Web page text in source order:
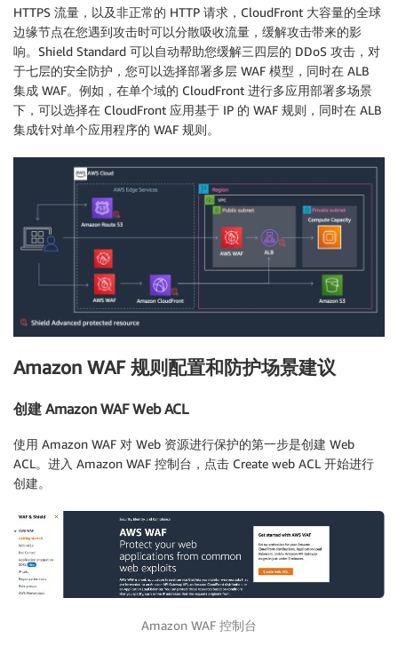
HTTPS 流量，以及非正常的 HTTP 请求，CloudFront 大容量的全球
边缘节点在您遇到攻击时可以分散吸收流量，缓解攻击带来的影
响。Shield Standard 可以自动帮助您缓解三四层的 DDoS 攻击，对
于七层的安全防护，您可以选择部署多层 WAF 模型，同时在 ALB
集成 WAF。例如，在单个域的 CloudFront 进行多应用部署多场景
下，可以选择在 CloudFront 应用基于 IP 的 WAF 规则，同时在 ALB
集成针对单个应用程序的 WAF 规则。
Amazon WAF 规则配置和防护场景建议
创建 Amazon WAF Web ACL
使用 Amazon WAF 对 Web 资源进行保护的第一步是创建 Web
ACL。进入 Amazon WAF 控制台，点击 Create web ACL 开始进行
创建。
Amazon WAF 控制台